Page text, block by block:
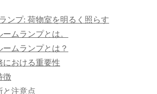
ンプ: 荷物室を明るく照らす
ームランプとは。
ームランプとは？
における重要性
徴
と注意点